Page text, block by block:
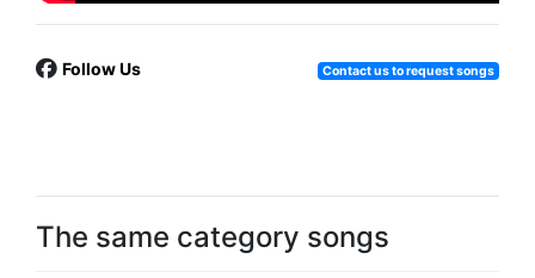
Follow Us Contact us to request songs
The same category songs